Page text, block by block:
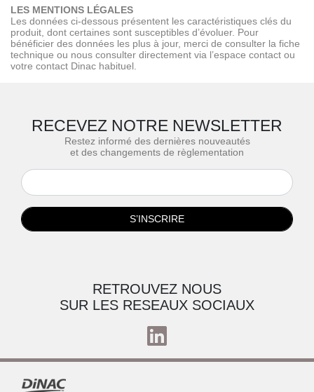
LES MENTIONS LÉGALES
Les données ci-dessous présentent les caractéristiques clés du
produit, dont certaines sont susceptibles d’évoluer. Pour
bénéficier des données les plus à jour, merci de consulter la fiche
technique ou nous consulter directement via l’espace contact ou
votre contact Dinac habituel.
RECEVEZ NOTRE NEWSLETTER
Restez informé des dernières nouveautés
et des changements de règlementation
S’INSCRIRE
RETROUVEZ NOUS
SUR LES RESEAUX SOCIAUX